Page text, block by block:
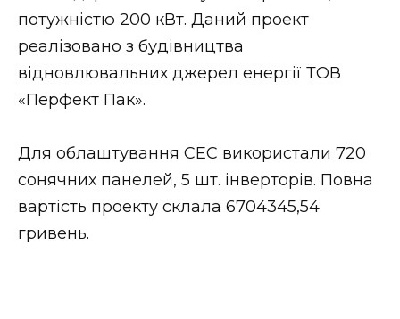
Спорт
Стиль життя
Втрачений Ужгород
ЗАКАРПАТСЬКІ НОВИНИ
потужністю 200 кВт. Даний проект
реалізовано з будівництва
відновлювальних джерел енергії ТОВ
«Перфект Пак».
Для облаштування СЕС використали 720
сонячних панелей, 5 шт. інверторів. Повна
вартість проекту склала 6704345,54
гривень.